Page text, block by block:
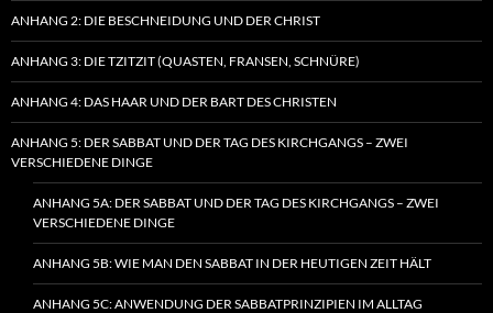
ANHANG 2: DIE BESCHNEIDUNG UND DER CHRIST
ANHANG 3: DIE TZITZIT (QUASTEN, FRANSEN, SCHNÜRE)
ANHANG 4: DAS HAAR UND DER BART DES CHRISTEN
ANHANG 5: DER SABBAT UND DER TAG DES KIRCHGANGS – ZWEI
VERSCHIEDENE DINGE
ANHANG 5A: DER SABBAT UND DER TAG DES KIRCHGANGS – ZWEI
VERSCHIEDENE DINGE
ANHANG 5B: WIE MAN DEN SABBAT IN DER HEUTIGEN ZEIT HÄLT
ANHANG 5C: ANWENDUNG DER SABBATPRINZIPIEN IM ALLTAG